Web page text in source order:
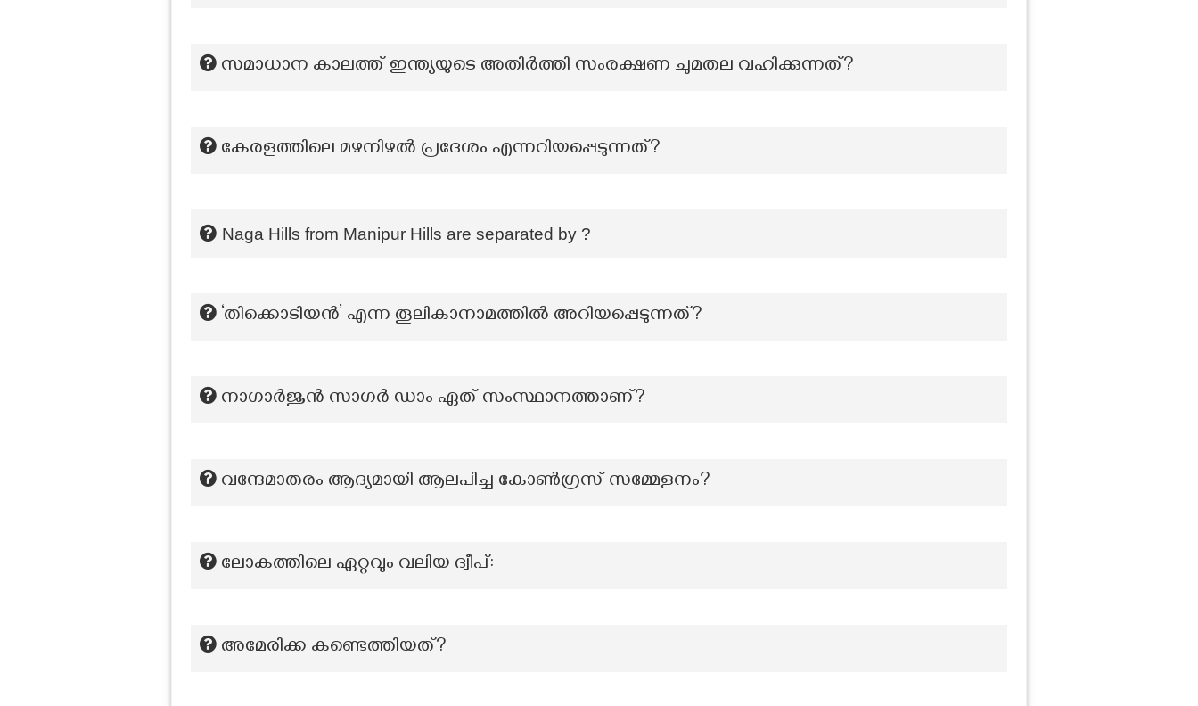
സമാധാന കാലത്ത് ഇന്ത്യയുടെ അതിർത്തി സംരക്ഷണ ചുമതല വഹിക്കുന്നത്?
കേരളത്തിലെ മഴനിഴൽ പ്രദേശം എന്നറിയപ്പെടുന്നത്?
Naga Hills from Manipur Hills are separated by ?
‘തിക്കൊടിയൻ’ എന്ന തൂലികാനാമത്തില്‍ അറിയപ്പെടുന്നത്?
നാഗാർജുൻ സാഗർ ഡാം ഏത് സംസ്ഥാനത്താണ്?
വന്ദേമാതരം ആദ്യമായി ആലപിച്ച കോൺഗ്രസ് സമ്മേളനം?
ലോകത്തിലെ ഏറ്റവും വലിയ ദ്വീപ്:
അമേരിക്ക കണ്ടെത്തിയത്?